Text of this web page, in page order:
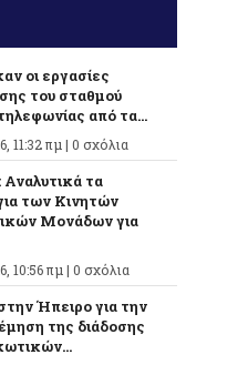
οι εργασίες
του σταθμού
από τα...
11:32 πμ | 0 σχόλια
τα
των Κινητών
Μονάδων για
10:56 πμ | 0 σχόλια
Ήπειρο για την
της διάδοσης